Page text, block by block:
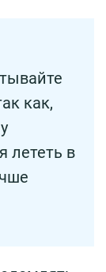
как,
лететь в